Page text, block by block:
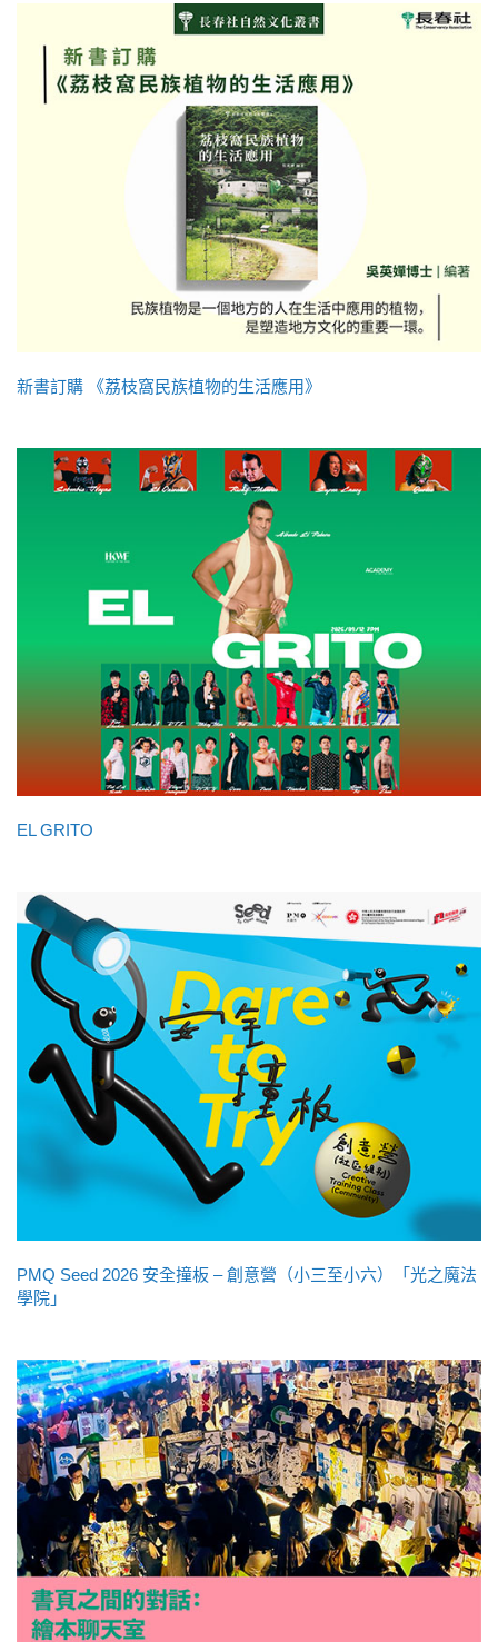
新書訂購 《荔枝窩民族植物的生活應用》
EL GRITO
PMQ Seed 2026 安全撞板 – 創意營（小三至小六）「光之魔法
學院」